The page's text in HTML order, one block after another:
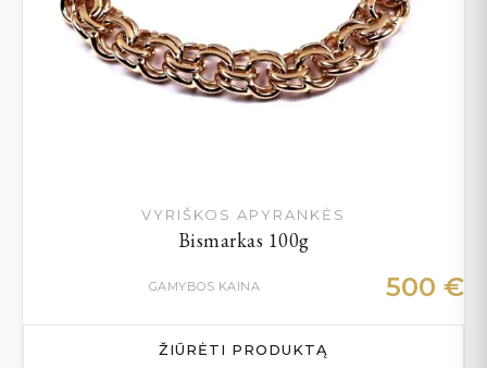
VYRIŠKOS APYRANKĖS
Bismarkas 100g
GAMYBOS KAINA 500 €
ŽIŪRĖTI PRODUKTĄ